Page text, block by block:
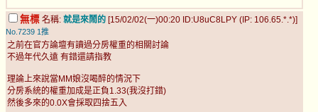
無標 名稱: 就是來鬧的 [15/02/02(一)00:20 ID:U8uC8LPY (IP: 106.65.*.*)]
No.7239 1推
之前在官方論壇有讀過分房權重的相關討論
不過年代久遠 有錯還請指教
理論上來說當MM娘沒喝醉的情況下
分房系統的權重加成是正負1.33(我沒打錯)
然後多來的0.0X會採取四捨五入